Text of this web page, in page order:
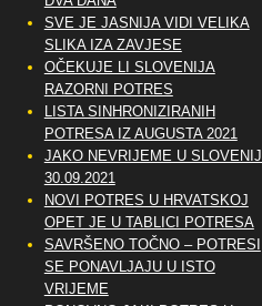
SVE JE JASNIJA VIDI VELIKA
SLIKA IZA ZAVJESE
OČEKUJE LI SLOVENIJA
RAZORNI POTRES
LISTA SINHRONIZIRANIH
POTRESA IZ AUGUSTA 2021
JAKO NEVRIJEME U SLOVENIJI
30.09.2021
NOVI POTRES U HRVATSKOJ
OPET JE U TABLICI POTRESA
SAVRŠENO TOČNO – POTRESI
SE PONAVLJAJU U ISTO
VRIJEME